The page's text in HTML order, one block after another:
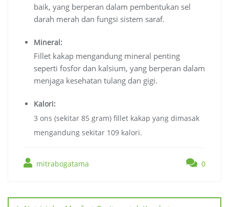
baik, yang berperan dalam pembentukan sel
darah merah dan fungsi sistem saraf.
Mineral:
Fillet kakap mengandung mineral penting
seperti fosfor dan kalsium, yang berperan dalam
menjaga kesehatan tulang dan gigi.
Kalori:
3 ons (sekitar 85 gram) fillet kakap yang dimasak
mengandung sekitar 109 kalori.
mitrabogatama 0
pos